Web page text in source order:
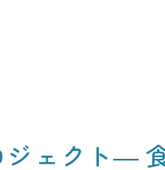
ェクト―